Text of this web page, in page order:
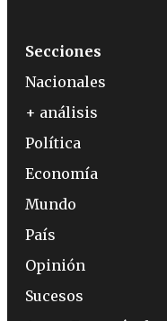
Secciones
Nacionales
+ análisis
Política
Economía
Mundo
País
Opinión
Sucesos